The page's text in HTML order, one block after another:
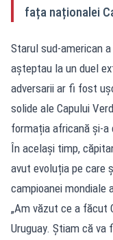
fața naționalei
Starul sud-american
așteptau la un duel
adversarii ar fi fost
solide ale Capului
formația africană și-a
În același timp,
avut evoluția pe care
campioanei mondiale
„Am văzut ce a făcut
Uruguay. Știam că